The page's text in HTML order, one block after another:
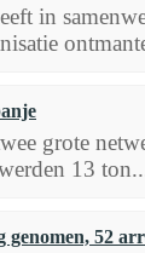
in
grote
13
52